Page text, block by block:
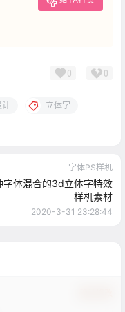
0 0
计 立体字
字体PS样机
字体混合的3d立体字特效
样机素材
2020-3-31 23:28:44